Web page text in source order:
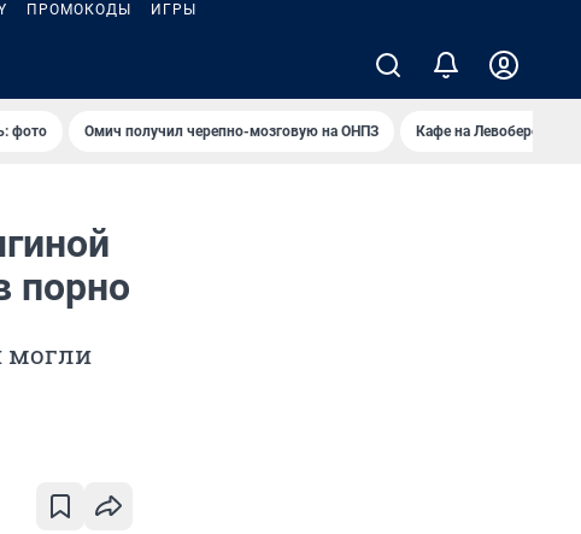
ПРОМОКОДЫ ИГРЫ
фото Омич получил черепно-мозговую на ОНПЗ Кафе на Левобережье
порно
могли